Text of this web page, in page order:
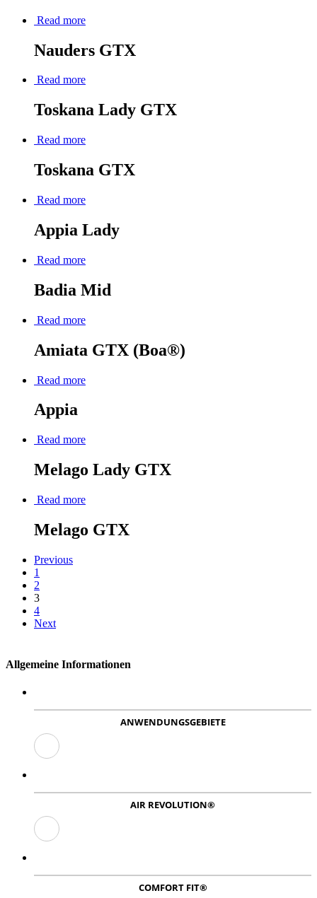
Read more
Nauders GTX
Read more
Toskana Lady GTX
Read more
Toskana GTX
Read more
Appia Lady
Read more
Badia Mid
Read more
Amiata GTX (Boa®)
Read more
Appia
Read more
Melago Lady GTX
Read more
Melago GTX
Previous
1
2
3
4
Next
Allgemeine Informationen
ANWENDUNGSGEBIETE
AIR REVOLUTION®
COMFORT FIT®